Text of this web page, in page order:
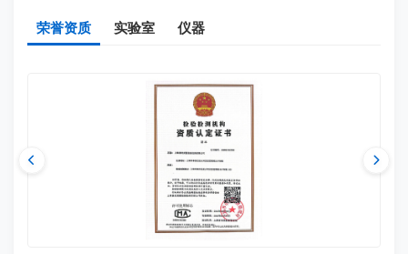
荣誉资质 实验室 仪器